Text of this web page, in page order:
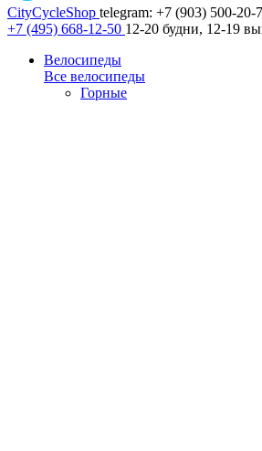
CityCycleShop telegram: +7 (903) 500-20-
+7 (495) 668-12-50 12-20 будни, 12-19
Велосипеды
Все велосипеды
Горные